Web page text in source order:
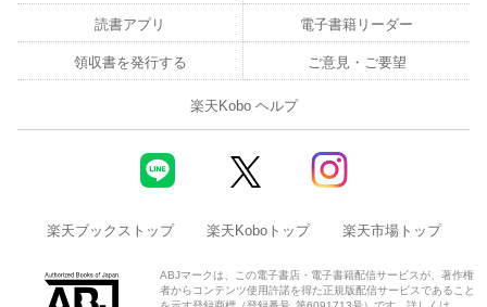
読書アプリ 電子書籍リーダー
領収書を発行する ご意見・ご要望
楽天Kobo ヘルプ
楽天ブックストップ 楽天Koboトップ 楽天市場トップ
ABJマークは、この電子書店・電子書籍配信サービスが、著作権
者からコンテンツ使用許諾を得た正規版配信サービスであること